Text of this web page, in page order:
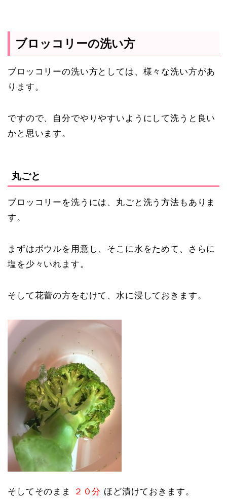
ブロッコリーの洗い方
ブロッコリーの洗い方としては、様々な洗い方があ
ります。
ですので、自分でやりやすいようにして洗うと良い
かと思います。
丸ごと
ブロッコリーを洗うには、丸ごと洗う方法もありま
す。
まずはボウルを用意し、そこに水をためて、さらに
塩を少々いれます。
そして花蕾の方をむけて、水に浸しておきます。
そしてそのまま ２０分 ほど漬けておきます。